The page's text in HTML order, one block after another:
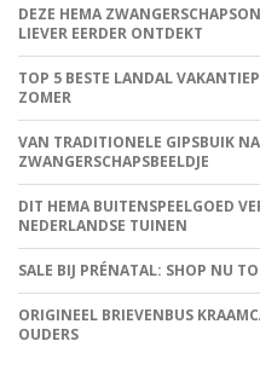
DEZE HEMA
LIEVER EERDER ONTDEKT
TOP 5 BESTE LANDAL
ZOMER
VAN TRADITIONELE GIPSBUIK
ZWANGERSCHAPSBEELDJE
DIT HEMA BUITENSPEELGOED
NEDERLANDSE TUINEN
SALE BIJ PRÉNATAL: SHOP NU
ORIGINEEL BRIEVENBUS
OUDERS